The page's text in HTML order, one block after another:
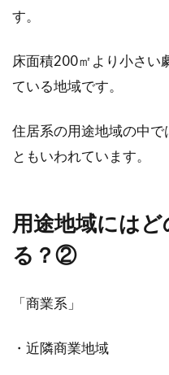
す。
床面積200㎡より小さい
ている地域です。
住居系の用途地域の中
ともいわれています。
用途地域には
る？②
「商業系」
・近隣商業地域